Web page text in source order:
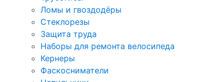
Ломы и гвоздодёры
Стеклорезы
Защита труда
Наборы для ремонта велосипеда
Кернеры
Фаскосниматели